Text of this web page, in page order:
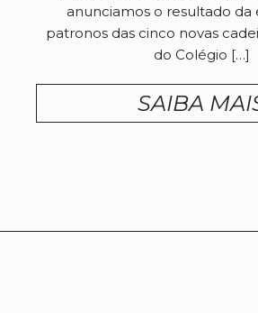
anunciamos o resultado da
patronos das cinco novas
do Colégio […]
SAIBA